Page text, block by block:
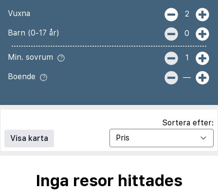
Vuxna 2
Barn (0-17 år) 0
Min. sovrum 1
Boende —
Visa karta
Sortera efter:
Inga resor hittades